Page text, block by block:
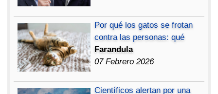
Por qué los gatos se frotan
contra las personas: qué
Farandula
07 Febrero 2026
Científicos alertan por una